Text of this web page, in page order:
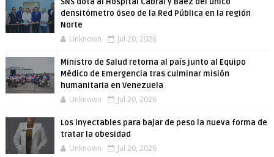
densitómetro óseo de la Red Pública en la región
Norte
Unknown Jul 20, 2026
Ministro de Salud retorna al país junto al Equipo
Médico de Emergencia tras culminar misión
humanitaria en Venezuela
Unknown Jul 20, 2026
Los inyectables para bajar de peso la nueva forma de
tratar la obesidad
Unknown Jul 20, 2026